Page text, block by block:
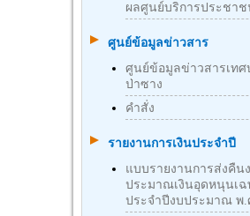
ผลศูนย์บริการประชาช
ศูนย์ข้อมูลข่าวสาร
ศูนย์ข้อมูลข่าวสารเทศ
ป่าซาง
คำสั่ง
รายงานการเงินประจำปี
แบบรายงานการส่งคืน
ประมาณเงินอุดหนุนเฉ
ประจำปีงบประมาณ พ.